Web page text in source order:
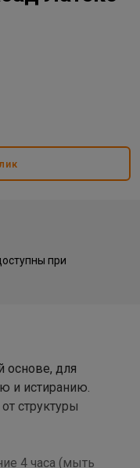
при
основе, для
и истиранию.
структуры
4 часа (мыть